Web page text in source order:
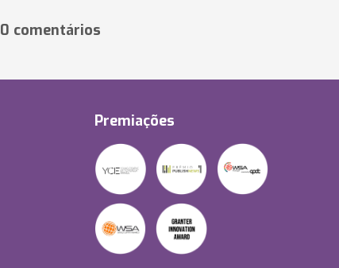
0 comentários
Premiações